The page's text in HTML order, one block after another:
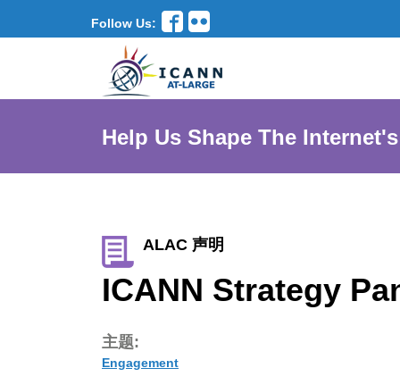
Follow Us:
Help Us Shape The
ALAC 声明
ICANN Strategy
主题:
Engagement